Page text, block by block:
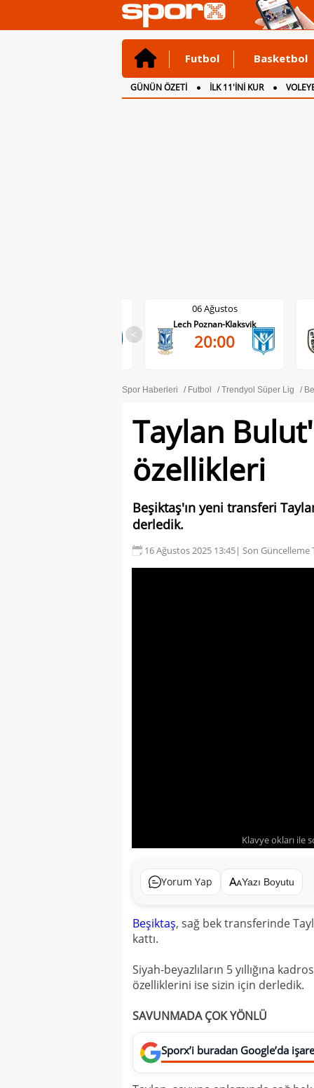
Futbol Basketbol
GÜNÜN ÖZETİ İLK 11'İNİ KUR
CANLI ANLATIM
İNGİLTERE
<
06 Ağustos
Lech Poznan-Klaksvik
20:00
Spor Haberleri Futbol Trendyol Süper Lig
Taylan
özellikleri
Beşiktaş'ın yeni transferi
derledik.
16 Ağustos 2025 13:45| Son Güncelleme
Klavye okları ile
Yorum Yap Yazı Boyutu
Beşiktaş, sağ bek transferinde
kattı.
Siyah-beyazlıların 5 yıllığına
özelliklerini ise sizin için derledik.
SAVUNMADA ÇOK YÖNLÜ
Sporx’i buradan Google’da